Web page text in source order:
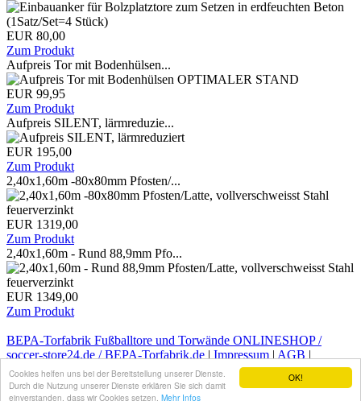
OK!
Cookies helfen uns bei der Bereitstellung unserer Dienste.
Durch die Nutzung unserer Dienste erklären Sie sich damit
einverstanden, dass wir Cookies setzen. Mehr Infos
EUR 80,00
Zum Produkt
Aufpreis Tor mit Bodenhülsen...
EUR 99,95
Zum Produkt
Aufpreis SILENT, lärmreduzie...
EUR 195,00
Zum Produkt
2,40x1,60m -80x80mm Pfosten/...
EUR 1319,00
Zum Produkt
2,40x1,60m - Rund 88,9mm Pfo...
EUR 1349,00
Zum Produkt
BEPA-Torfabrik Fußballtore und Torwände ONLINESHOP /
soccer-store24.de / BEPA-Torfabrik.de | Impressum | AGB |
Kontakt|Infos zum Widerruf| Datenschutz Versandkosten